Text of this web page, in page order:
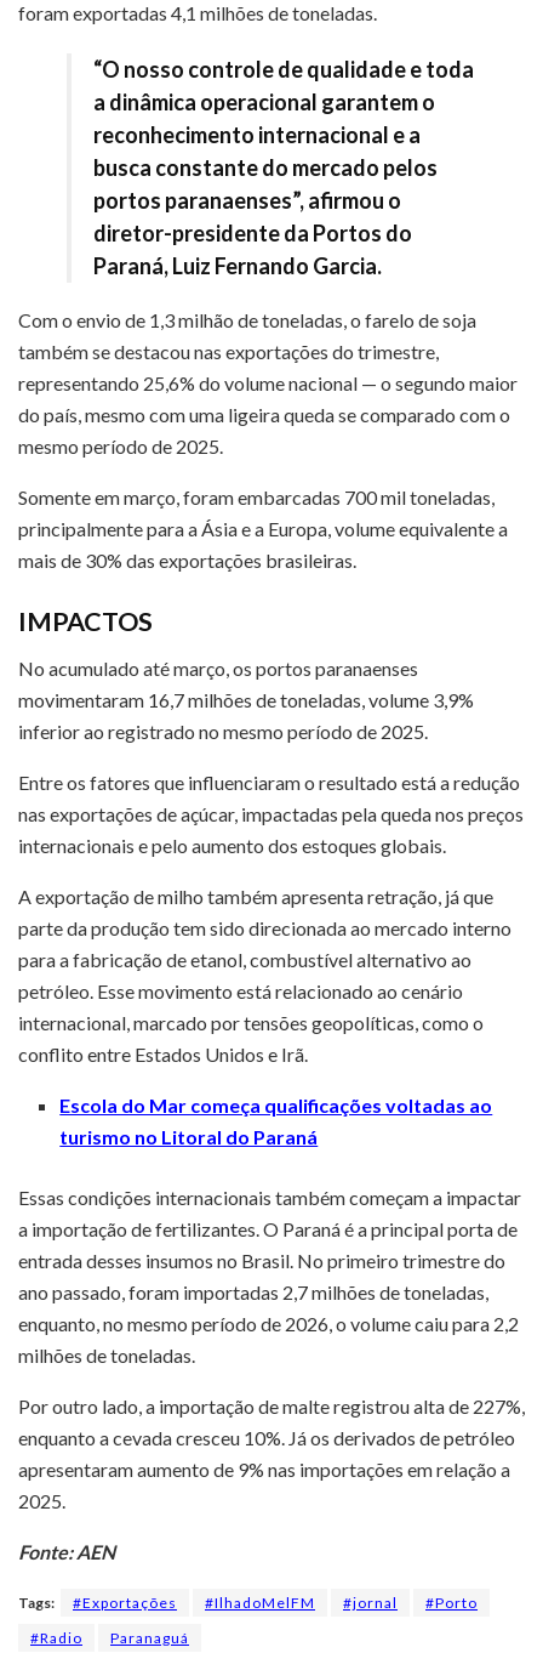
foram exportadas 4,1 milhões de toneladas.
“O nosso controle de qualidade e toda
a dinâmica operacional garantem o
reconhecimento internacional e a
busca constante do mercado pelos
portos paranaenses”, afirmou o
diretor-presidente da Portos do
Paraná, Luiz Fernando Garcia.
Com o envio de 1,3 milhão de toneladas, o farelo de soja
também se destacou nas exportações do trimestre,
representando 25,6% do volume nacional — o segundo maior
do país, mesmo com uma ligeira queda se comparado com o
mesmo período de 2025.
Somente em março, foram embarcadas 700 mil toneladas,
principalmente para a Ásia e a Europa, volume equivalente a
mais de 30% das exportações brasileiras.
IMPACTOS
No acumulado até março, os portos paranaenses
movimentaram 16,7 milhões de toneladas, volume 3,9%
inferior ao registrado no mesmo período de 2025.
Entre os fatores que influenciaram o resultado está a redução
nas exportações de açúcar, impactadas pela queda nos preços
internacionais e pelo aumento dos estoques globais.
A exportação de milho também apresenta retração, já que
parte da produção tem sido direcionada ao mercado interno
para a fabricação de etanol, combustível alternativo ao
petróleo. Esse movimento está relacionado ao cenário
internacional, marcado por tensões geopolíticas, como o
conflito entre Estados Unidos e Irã.
Escola do Mar começa qualificações voltadas ao
turismo no Litoral do Paraná
Essas condições internacionais também começam a impactar
a importação de fertilizantes. O Paraná é a principal porta de
entrada desses insumos no Brasil. No primeiro trimestre do
ano passado, foram importadas 2,7 milhões de toneladas,
enquanto, no mesmo período de 2026, o volume caiu para 2,2
milhões de toneladas.
Por outro lado, a importação de malte registrou alta de 227%,
enquanto a cevada cresceu 10%. Já os derivados de petróleo
apresentaram aumento de 9% nas importações em relação a
2025.
Fonte: AEN
Tags: #Exportações #IlhadoMelFM #jornal
#Porto
#Radio
Paranaguá